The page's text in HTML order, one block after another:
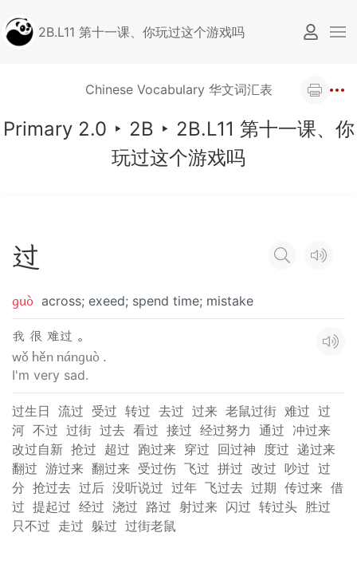
2B.L11 第十一课、你玩过这个游戏吗
Chinese Vocabulary 华文词汇表
Primary 2.0 ‣ 2B ‣ 2B.L11 第十一课、你
玩过这个游戏吗
过
guò across; exeed; spend time; mistake
我 很 难过 。
wǒ hěn nánguò .
I'm very sad.
过生日 流过 受过 转过 去过 过来 老鼠过街 难过 过
河 不过 过街 过去 看过 接过 经过努力 通过 冲过来
改过自新 抢过 超过 跑过来 穿过 回过神 度过 递过来
翻过 游过来 翻过来 受过伤 飞过 拼过 改过 吵过 过
分 抢过去 过后 没听说过 过年 飞过去 过期 传过来 借
过 提起过 经过 浇过 路过 射过来 闪过 转过头 胜过
只不过 走过 躲过 过街老鼠